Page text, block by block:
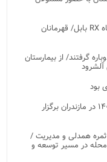
رقابت نفسگیر ۲۰ ورزشکار حرفه ای در باشگاه RX بابل/ قهرمانان
گرفتند/ از بیمارستان
آلشرود
رویدادهای شاخص هنری در نیمه نخست ۱۴۰۵ در مازندران برگزار
همدلی و مدیریت /
در مسیر توسعه و